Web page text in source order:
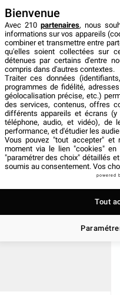
Grip déploie une
artificielle.
Bienvenue
Avec 210 partenaires, nous
informations sur vos appareils
combiner et transmettre entre
qu'elles soient collectées sur
détenues par certains d'entre
compris dans d'autres contextes.
Traiter ces données
programmes de fidélité,
géolocalisation précise, etc.)
des services, contenus, offres
différents appareils et écrans (y
téléphone, audio, et vidéo), de
performance, et d'étudier les
Vous pouvez "tout accepter" et
moment via le lien "cookies" en
"paramétrer des choix" détaillés
soumis au consentement. Vos
powered
Tout